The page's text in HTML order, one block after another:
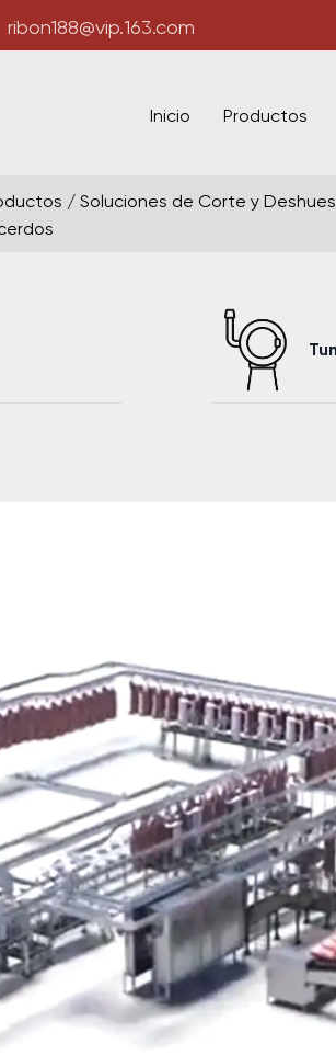
ribon188@vip.163.com
Inicio Productos
/ Soluciones de Corte y